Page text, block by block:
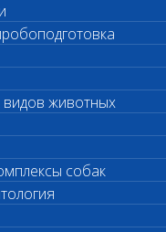
видов животных
собак
срочных
срочных